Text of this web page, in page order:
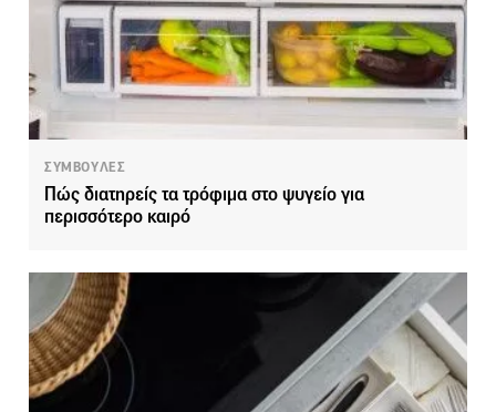
ΣΥΜΒΟΥΛΕΣ
Πώς διατηρείς τα τρόφιμα στο ψυγείο για
περισσότερο καιρό